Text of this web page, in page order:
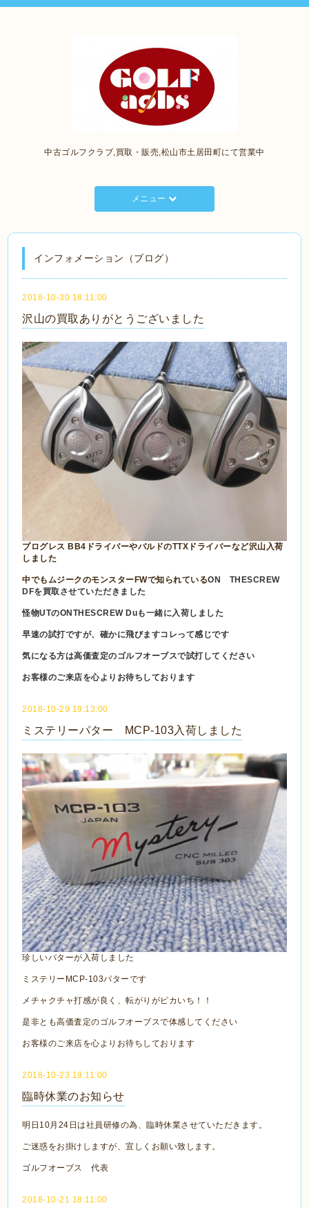
中古ゴルフクラブ,買取・販売,松山市土居田町にて営業中
メニュー
インフォメーション（ブログ）
2018-10-30 18:11:00
沢山の買取ありがとうございました
プログレス BB4ドライバーやバルドのTTXドライバーなど沢山入荷
しました
中でもムジークのモンスターFWで知られているON THESCREW
DFを買取させていただきました
怪物UTのONTHESCREW Duも一緒に入荷しました
早速の試打ですが、確かに飛びますコレって感じです
気になる方は高価査定のゴルフオーブスで試打してください
お客様のご来店を心よりお待ちしております
2018-10-29 19:13:00
ミステリーパター MCP-103入荷しました
珍しいパターが入荷しました
ミステリーMCP-103パターです
メチャクチャ打感が良く、転がりがピカいち！！
是非とも高価査定のゴルフオーブスで体感してください
お客様のご来店を心よりお待ちしております
2018-10-23 19:11:00
臨時休業のお知らせ
明日10月24日は社員研修の為、臨時休業させていただきます。
ご迷惑をお掛けしますが、宜しくお願い致します。
ゴルフオーブス 代表
2018-10-21 18:11:00